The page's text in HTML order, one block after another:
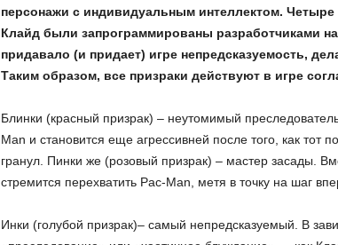
персонажи с индивидуальным интеллектом. Четыре
Клайд были запрограммированы разработчиками
придавало (и придает) игре непредсказуемость,
Таким образом, все призраки действуют в игре
Блинки (красный призрак) – неутомимый
Man и становится еще агрессивней после того, как тот
гранул. Пинки же (розовый призрак) – мастер засады.
стремится перехватить Pac-Man, метя в точку на шаг
Инки (голубой призрак)– самый непредсказуемый. В